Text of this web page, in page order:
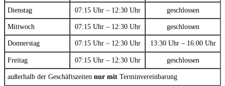
Dienstag 07:15 Uhr – 12:30 Uhr geschlossen
Mittwoch 07:15 Uhr – 12:30 Uhr geschlossen
Donnerstag 07:15 Uhr – 12:30 Uhr 13:30 Uhr – 16:00 Uhr
Freitag 07:15 Uhr – 12:30 Uhr geschlossen
außerhalb der Geschäftszeiten nur mit Terminvereinbarung